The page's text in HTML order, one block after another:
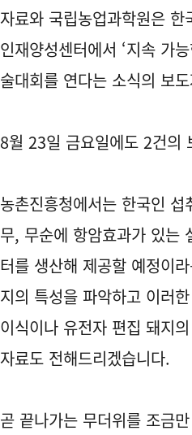
자료와 국립농업과학원은
인재양성센터에서 ‘지속 가
술대회를 연다는 소식의 보
8월 23일 금요일에도 2건의
농촌진흥청에서는 한국인
무, 무순에 항암효과가 있는
터를 생산해 제공할 예정이
지의 특성을 파악하고 이러
이식이나 유전자 편집 돼지
자료도 전해드리겠습니다.
곧 끝나가는 무더위를 조금